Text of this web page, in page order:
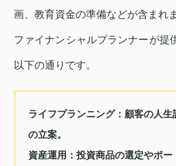
画、教育資金の準備などが含まれま
ファイナンシャルプランナーが提
以下の通りです。
ライフプランニング：顧客の人
の立案。
資産運用：投資商品の選定やポ